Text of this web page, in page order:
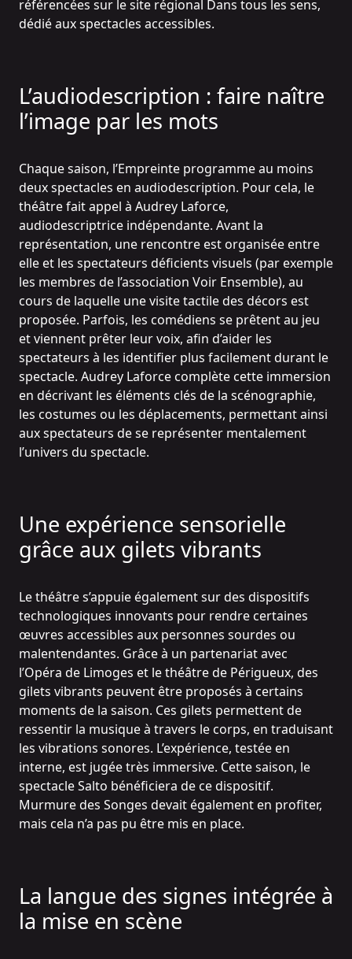
référencées sur le site régional Dans tous les sens,
dédié aux spectacles accessibles.
L’audiodescription : faire naître
l’image par les mots
Chaque saison, l’Empreinte programme au moins
deux spectacles en audiodescription. Pour cela, le
théâtre fait appel à Audrey Laforce,
audiodescriptrice indépendante. Avant la
représentation, une rencontre est organisée entre
elle et les spectateurs déficients visuels (par exemple
les membres de l’association Voir Ensemble), au
cours de laquelle une visite tactile des décors est
proposée. Parfois, les comédiens se prêtent au jeu
et viennent prêter leur voix, afin d’aider les
spectateurs à les identifier plus facilement durant le
spectacle. Audrey Laforce complète cette immersion
en décrivant les éléments clés de la scénographie,
les costumes ou les déplacements, permettant ainsi
aux spectateurs de se représenter mentalement
l’univers du spectacle.
Une expérience sensorielle
grâce aux gilets vibrants
Le théâtre s’appuie également sur des dispositifs
technologiques innovants pour rendre certaines
œuvres accessibles aux personnes sourdes ou
malentendantes. Grâce à un partenariat avec
l’Opéra de Limoges et le théâtre de Périgueux, des
gilets vibrants peuvent être proposés à certains
moments de la saison. Ces gilets permettent de
ressentir la musique à travers le corps, en traduisant
les vibrations sonores. L’expérience, testée en
interne, est jugée très immersive. Cette saison, le
spectacle Salto bénéficiera de ce dispositif.
Murmure des Songes devait également en profiter,
mais cela n’a pas pu être mis en place.
La langue des signes intégrée à
la mise en scène